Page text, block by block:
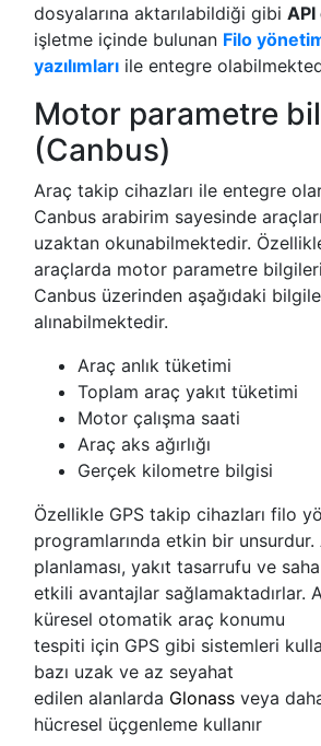
dosyalarına aktarılabildiği gibi
işletme içinde bulunan Filo
yazılımları ile entegre
Motor parametre
(Canbus)
Araç takip cihazları ile entegre
Canbus arabirim sayesinde
uzaktan okunabilmektedir.
araçlarda motor parametre
Canbus üzerinden aşağıdaki
alınabilmektedir.
Araç anlık tüketimi
Toplam araç yakıt tüketimi
Motor çalışma saati
Araç aks ağırlığı
Gerçek kilometre bilgisi
Özellikle GPS takip cihazları filo
programlarında etkin bir unsurdur.
planlaması, yakıt tasarrufu ve
etkili avantajlar sağlamaktadırlar.
küresel otomatik araç konumu
tespiti için GPS gibi sistemleri
bazı uzak ve az seyahat
edilen alanlarda Glonass veya
hücresel üçgenleme kullanır